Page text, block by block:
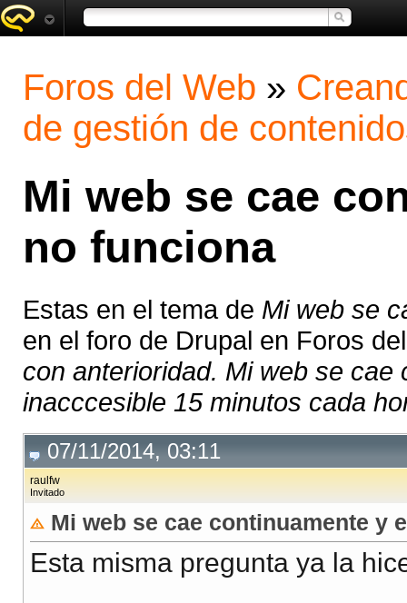
Foros del Web »
de gestión de
Mi web se cae
no funciona
Estas en el tema de Mi web se
en el foro de Drupal en Foros
con anterioridad. Mi web se
inacccesible 15 minutos cada
07/11/2014, 03:11
raulfw
Invitado
Mi web se cae continuamente y
Esta misma pregunta ya la